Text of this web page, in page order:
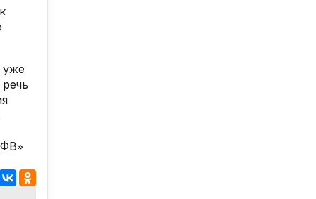
уже